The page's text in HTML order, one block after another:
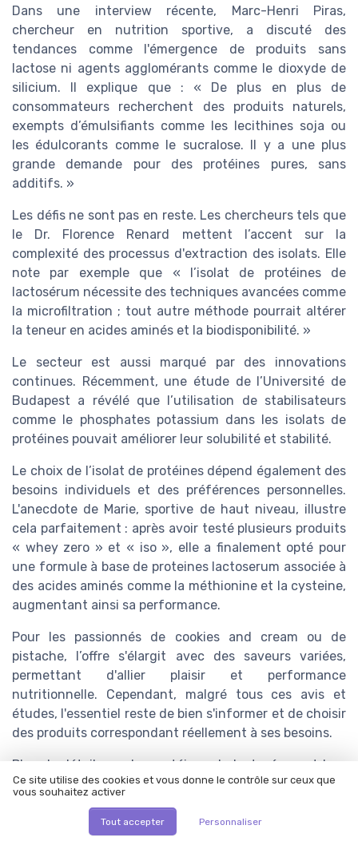
Dans une interview récente, Marc-Henri Piras,
chercheur en nutrition sportive, a discuté des
tendances comme l'émergence de produits sans
lactose ni agents agglomérants comme le dioxyde de
silicium. Il explique que : « De plus en plus de
consommateurs recherchent des produits naturels,
exempts d’émulsifiants comme les lecithines soja ou
les édulcorants comme le sucralose. Il y a une plus
grande demande pour des protéines pures, sans
additifs. »
Les défis ne sont pas en reste. Les chercheurs tels que
le Dr. Florence Renard mettent l’accent sur la
complexité des processus d'extraction des isolats. Elle
note par exemple que « l’isolat de protéines de
lactosérum nécessite des techniques avancées comme
la microfiltration ; tout autre méthode pourrait altérer
la teneur en acides aminés et la biodisponibilité. »
Le secteur est aussi marqué par des innovations
continues. Récemment, une étude de l’Université de
Budapest a révélé que l’utilisation de stabilisateurs
comme le phosphates potassium dans les isolats de
protéines pouvait améliorer leur solubilité et stabilité.
Le choix de l’isolat de protéines dépend également des
besoins individuels et des préférences personnelles.
L'anecdote de Marie, sportive de haut niveau, illustre
cela parfaitement : après avoir testé plusieurs produits
« whey zero » et « iso », elle a finalement opté pour
une formule à base de proteines lactoserum associée à
des acides aminés comme la méthionine et la cysteine,
augmentant ainsi sa performance.
Pour les passionnés de cookies and cream ou de
pistache, l’offre s'élargit avec des saveurs variées,
permettant d'allier plaisir et performance
nutritionnelle. Cependant, malgré tous ces avis et
études, l'essentiel reste de bien s'informer et de choisir
des produits correspondant réellement à ses besoins.
Plus de détails sur les protéines de lactosérum et leur
révolution peuvent être trouvés danscet article.
L'avenir des protéines isolées en
Ce site utilise des cookies et vous donne le contrôle sur ceux que
vous souhaitez activer
Tout accepter Personnaliser